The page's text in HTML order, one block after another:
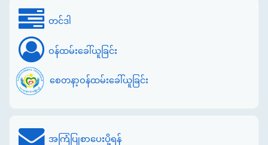
တင်ဒါ
ဝန်ထမ်းခေါ်ယူခြင်း
စေတနာ့ဝန်ထမ်းခေါ်ယူခြင်း
အကြံပြုစာပေးပို့ရန်